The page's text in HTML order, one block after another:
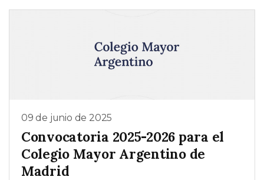
09 de junio de 2025
Convocatoria 2025-2026 para el
Colegio Mayor Argentino de
Madrid